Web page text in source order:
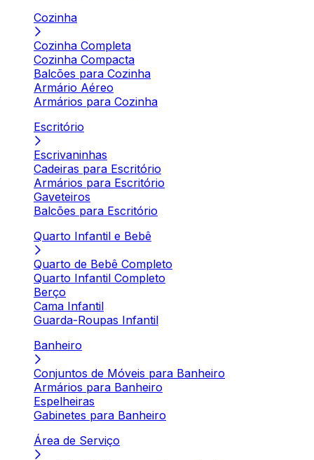
Cozinha
Cozinha Completa
Cozinha Compacta
Balcões para Cozinha
Armário Aéreo
Armários para Cozinha
Escritório
Escrivaninhas
Cadeiras para Escritório
Armários para Escritório
Gaveteiros
Balcões para Escritório
Quarto Infantil e Bebê
Quarto de Bebê Completo
Quarto Infantil Completo
Berço
Cama Infantil
Guarda-Roupas Infantil
Banheiro
Conjuntos de Móveis para Banheiro
Armários para Banheiro
Espelheiras
Gabinetes para Banheiro
Área de Serviço